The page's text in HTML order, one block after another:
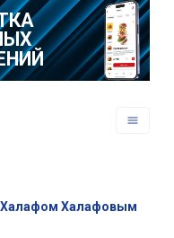
Халафом Халафовым